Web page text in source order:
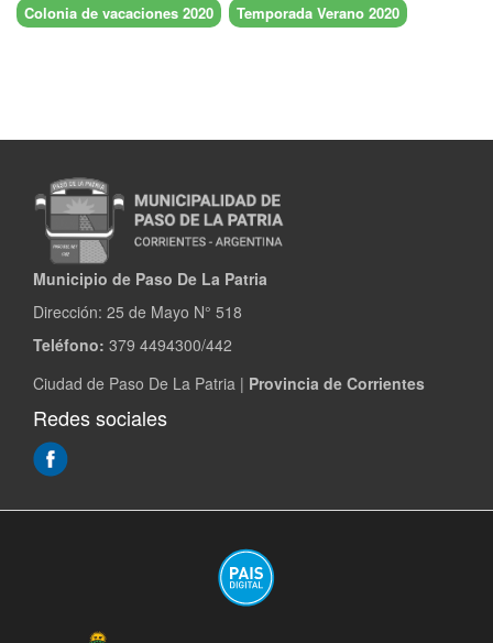
Colonia de vacaciones 2020 Temporada Verano 2020
Municipio de Paso De La Patria
Dirección: 25 de Mayo N° 518
Teléfono: 379 4494300/442
Ciudad de Paso De La Patria | Provincia de Corrientes
Redes sociales